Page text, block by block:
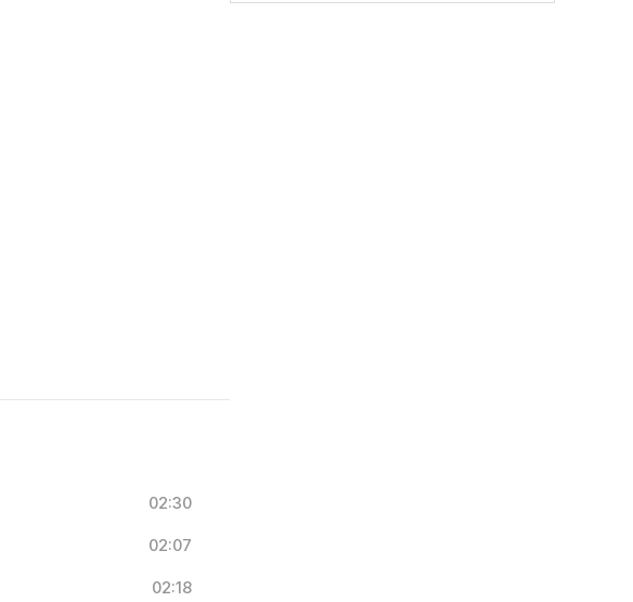
02:30
02:07
02:18